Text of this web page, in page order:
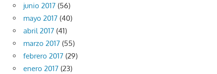
junio 2017 (56)
mayo 2017 (40)
abril 2017 (41)
marzo 2017 (55)
febrero 2017 (29)
enero 2017 (23)